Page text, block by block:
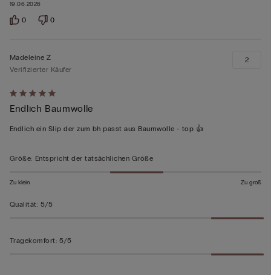
19.06.2026
0 0
Mit
5
von
bewertet
Madeleine Z
Verifizierter Käufer
Endlich Baumwolle
Endlich ein Slip der zum bh passt aus Baumwolle - top 👍
2
Größe: Entspricht der tatsächlichen Größe
Zu klein Zu groß
Qualität: 5/5
Tragekomfort: 5/5